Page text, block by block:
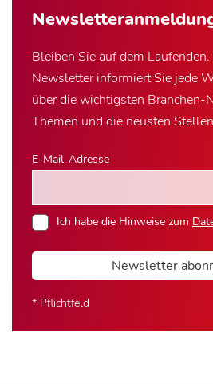
Bleiben Sie auf dem
Newsletter informiert Sie jede
über die wichtigsten Branchen-
Themen und die neusten
E-Mail-Adresse
Ich habe die Hinweise zum
Newsletter
* Pflichtfeld